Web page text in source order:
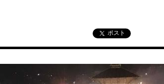
ポスト